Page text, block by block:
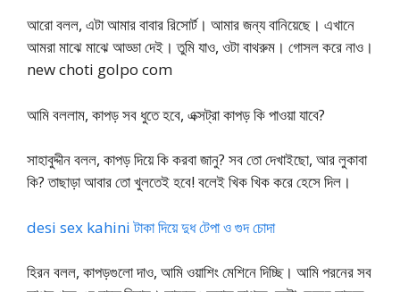
আরো বলল, এটা আমার বাবার রিসোর্ট। আমার জন্য বানিয়েছে। এখানে
আমরা মাঝে মাঝে আড্ডা দেই। তুমি যাও, ওটা বাথরুম। গোসল করে নাও।
new choti golpo com
আমি বললাম, কাপড় সব ধুতে হবে, এক্সট্রা কাপড় কি পাওয়া যাবে?
সাহাবুদ্দীন বলল, কাপড় দিয়ে কি করবা জানু? সব তো দেখাইছো, আর লুকাবা
কি? তাছাড়া আবার তো খুলতেই হবে! বলেই খিক খিক করে হেসে দিল।
desi sex kahini টাকা দিয়ে দুধ টেপা ও গুদ চোদা
হিরন বলল, কাপড়গুলো দাও, আমি ওয়াশিং মেশিনে দিচ্ছি। আমি পরনের সব